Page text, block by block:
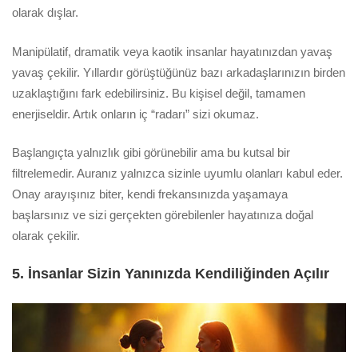
olarak dışlar.
Manipülatif, dramatik veya kaotik insanlar hayatınızdan yavaş
yavaş çekilir. Yıllardır görüştüğünüz bazı arkadaşlarınızın birden
uzaklaştığını fark edebilirsiniz. Bu kişisel değil, tamamen
enerjiseldir. Artık onların iç “radarı” sizi okumaz.
Başlangıçta yalnızlık gibi görünebilir ama bu kutsal bir
filtrelemedir. Auranız yalnızca sizinle uyumlu olanları kabul eder.
Onay arayışınız biter, kendi frekansınızda yaşamaya
başlarsınız ve sizi gerçekten görebilenler hayatınıza doğal
olarak çekilir.
5. İnsanlar Sizin Yanınızda Kendiliğinden Açılır